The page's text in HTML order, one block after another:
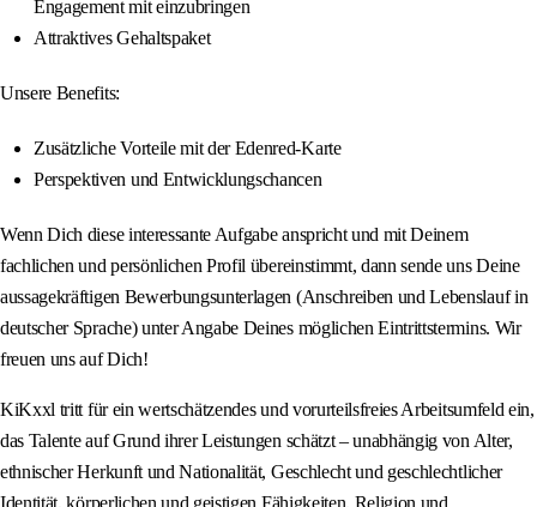
Engagement mit einzubringen
Attraktives Gehaltspaket
Unsere Benefits:
Zusätzliche Vorteile mit der Edenred-Karte
Perspektiven und Entwicklungschancen
Wenn Dich diese interessante Aufgabe anspricht und mit Deinem
fachlichen und persönlichen Profil übereinstimmt, dann sende uns Deine
aussagekräftigen Bewerbungsunterlagen (Anschreiben und Lebenslauf in
deutscher Sprache) unter Angabe Deines möglichen Eintrittstermins. Wir
freuen uns auf Dich!
KiKxxl tritt für ein wertschätzendes und vorurteilsfreies Arbeitsumfeld ein,
das Talente auf Grund ihrer Leistungen schätzt – unabhängig von Alter,
ethnischer Herkunft und Nationalität, Geschlecht und geschlechtlicher